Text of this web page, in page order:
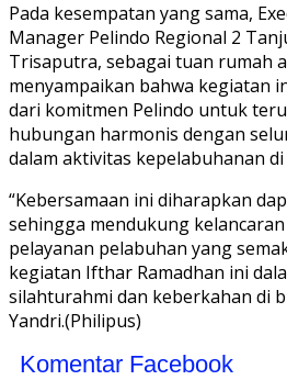
Pada kesempatan yang sama,
Manager Pelindo Regional 2
Trisaputra, sebagai tuan rumah
menyampaikan bahwa kegiatan
dari komitmen Pelindo untuk
hubungan harmonis dengan
dalam aktivitas kepelabuhanan
“Kebersamaan ini diharapkan
sehingga mendukung
pelayanan pelabuhan yang
kegiatan Ifthar Ramadhan ini
silahturahmi dan keberkahan di
Yandri.(Philipus)
Komentar Facebook